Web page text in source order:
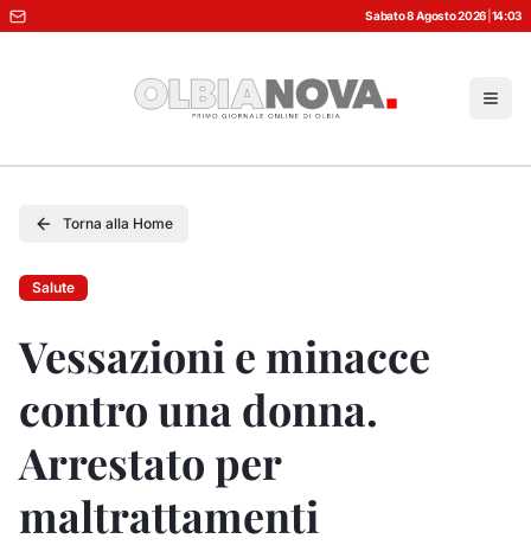
Sabato 8 Agosto 2026 14:03
Torna alla Home
Salute
Vessazioni e minacce
contro una donna.
Arrestato per
maltrattamenti